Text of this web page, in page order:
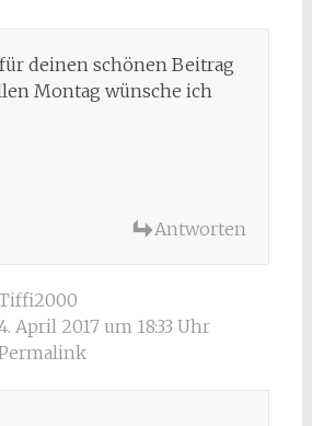
deinen schönen Beitrag
Montag wünsche ich
Antworten
April 2017 um 18:33 Uhr